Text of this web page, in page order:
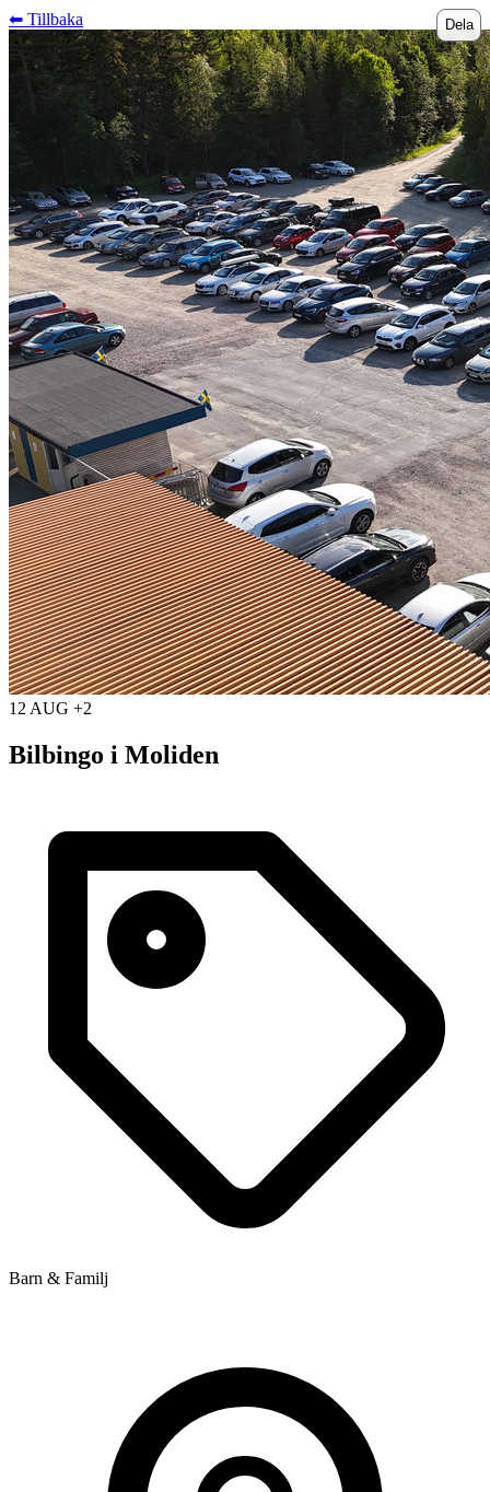
⬅︎ Tillbaka Dela
12 AUG +2
Bilbingo i Moliden
Barn & Familj